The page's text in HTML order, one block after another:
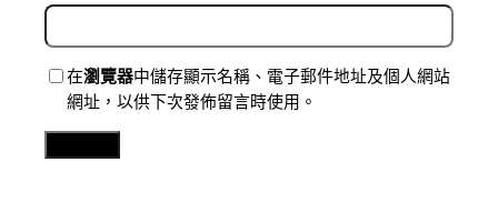
在瀏覽器中儲存顯示名稱、電子郵件地址及個人網站
網址，以供下次發佈留言時使用。